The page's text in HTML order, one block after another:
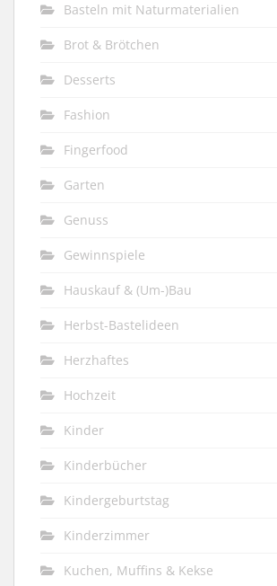
Basteln mit Naturmaterialien
Brot & Brötchen
Desserts
Fashion
Fingerfood
Garten
Genuss
Gewinnspiele
Hauskauf & (Um-)Bau
Herbst-Bastelideen
Herzhaftes
Hochzeit
Kinder
Kinderbücher
Kindergeburtstag
Kinderzimmer
Kuchen, Muffins & Kekse